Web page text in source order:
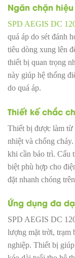
Ngăn chặn
SPD AEGIS DC
quá áp do sét đánh
tiêu dòng xung lên
thiết bị quan trọng
này giúp hệ thống
do quá áp.
Thiết kế chắc
Thiết bị được làm từ
nhiệt và chống
khi cần bảo trì. Cấu
biệt phù hợp cho
đặt nhanh chóng
Ứng dụng đa
SPD AEGIS DC
lượng mặt trời, trạm
nghiệp. Thiết bị